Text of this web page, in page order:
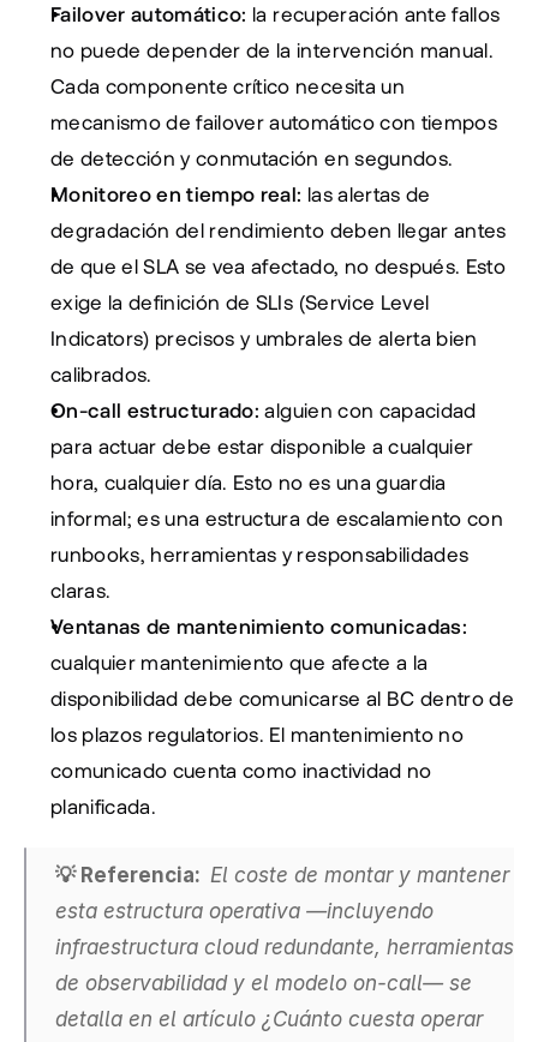
Failover automático: la recuperación ante fallos
no puede depender de la intervención manual.
Cada componente crítico necesita un
mecanismo de failover automático con tiempos
de detección y conmutación en segundos.
Monitoreo en tiempo real: las alertas de
degradación del rendimiento deben llegar antes
de que el SLA se vea afectado, no después. Esto
exige la definición de SLIs (Service Level
Indicators) precisos y umbrales de alerta bien
calibrados.
On-call estructurado: alguien con capacidad
para actuar debe estar disponible a cualquier
hora, cualquier día. Esto no es una guardia
informal; es una estructura de escalamiento con
runbooks, herramientas y responsabilidades
claras.
Ventanas de mantenimiento comunicadas:
cualquier mantenimiento que afecte a la
disponibilidad debe comunicarse al BC dentro de
los plazos regulatorios. El mantenimiento no
comunicado cuenta como inactividad no
planificada.
💡 Referencia: El coste de montar y mantener
esta estructura operativa —incluyendo
infraestructura cloud redundante, herramientas
de observabilidad y el modelo on-call— se
detalla en el artículo ¿Cuánto cuesta operar